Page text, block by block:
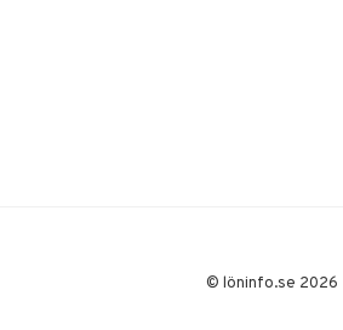
© löninfo.se 2026